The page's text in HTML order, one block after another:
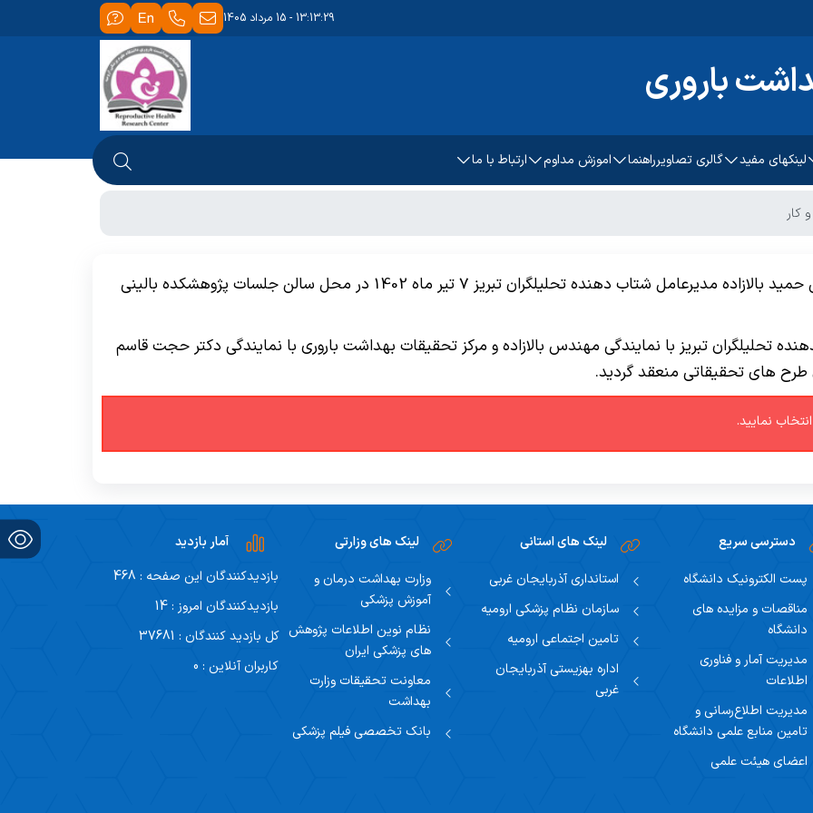
13:13:29 - 15 مرداد 1405
باروری
لینکهای مفید
های
گالری تصاویرراهنما
راهنمای تدوین رضایت آگاهانه
طرحهای تحقیقاتی کمیته
تحقیقات دانشجویی
پروتکل ارزشیابی شاخص های
اثرات پژوهش
اموزش مداوم ارتباط با ما
کار
کارگاه طراحی الگوی کسب و کار با تدریس مهندس حمید بالازاده مدیرعامل شتاب دهنده تحلیلگران تبریز 7 تیر ماه 1402 در محل سالن جلسات پژوهشکده بالینی
تحلیلگران تبریز با نمایندگی مهندس بالازاده و مرکز تحقیقات بهداشت باروری با نمایندگی دکتر حجت قاسم
طرح های تحقیقاتی منعقد گردید.
نمایید.
دسترسی سریع
پست الکترونیک دانشگاه
مناقصات و مزایده های
دانشگاه
مدیریت آمار و فناوری
اطلاعات
مدیریت اطلاع‌رسانی و
تامین منابع علمی دانشگاه
اعضای هیئت علمی
لینک های استانی
استانداری آذربایجان غربی
سازمان نظام پزشکی ارومیه
تامین اجتماعی ارومیه
اداره بهزیستی آذربایجان
غربی
لینک های وزارتی
وزارت بهداشت درمان و
آموزش پزشکی
نظام نوین اطلاعات پژوهش
های پزشکی ایران
معاونت تحقیقات وزارت
بهداشت
بانک تخصصی فیلم پزشکی
آمار بازدید
بازدیدکنندگان این صفحه : 468
بازدیدکنندگان امروز : 14
کل بازدید کنندگان : 37681
کاربران آنلاین : 0